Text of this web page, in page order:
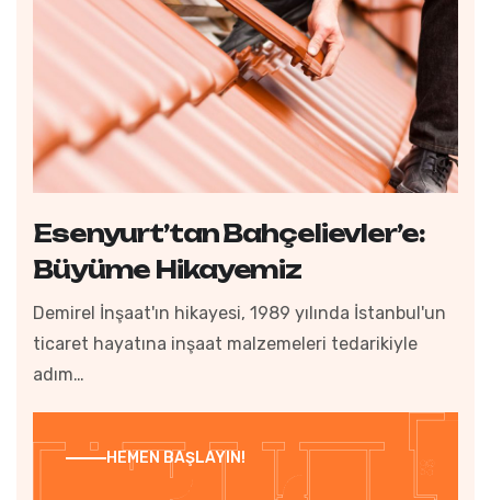
Esenyurt’tan Bahçelievler’e:
Büyüme Hikayemiz
Demirel İnşaat'ın hikayesi, 1989 yılında İstanbul'un
ticaret hayatına inşaat malzemeleri tedarikiyle
adım…
HEMEN BAŞLAYIN!